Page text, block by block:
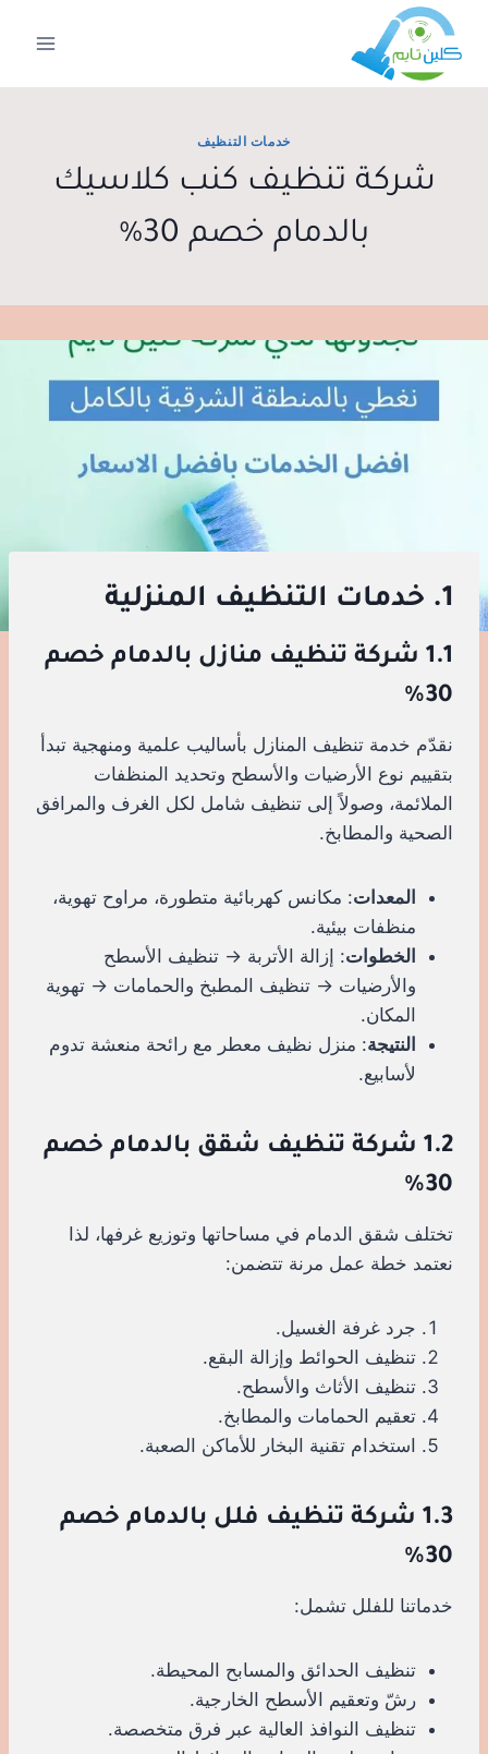
التجاوز
المحتوى
خدمات التنظيف
شركة تنظيف كنب كلاسيك
بالدمام خصم 30%
1. خدمات التنظيف المنزلية
1.1 شركة تنظيف منازل بالدمام خصم
30%
نقدّم خدمة تنظيف المنازل بأساليب علمية ومنهجية تبدأ
بتقييم نوع الأرضيات والأسطح وتحديد المنظفات
الملائمة، وصولاً إلى تنظيف شامل لكل الغرف والمرافق
الصحية والمطابخ.
المعدات: مكانس كهربائية متطورة، مراوح تهوية،
منظفات بيئية.
الخطوات: إزالة الأتربة → تنظيف الأسطح
والأرضيات → تنظيف المطبخ والحمامات → تهوية
المكان.
النتيجة: منزل نظيف معطر مع رائحة منعشة تدوم
لأسابيع.
1.2 شركة تنظيف شقق بالدمام خصم
30%
تختلف شقق الدمام في مساحاتها وتوزيع غرفها، لذا
نعتمد خطة عمل مرنة تتضمن:
جرد غرفة الغسيل.
تنظيف الحوائط وإزالة البقع.
تنظيف الأثاث والأسطح.
تعقيم الحمامات والمطابخ.
استخدام تقنية البخار للأماكن الصعبة.
1.3 شركة تنظيف فلل بالدمام خصم
30%
خدماتنا للفلل تشمل:
تنظيف الحدائق والمسابح المحيطة.
رشّ وتعقيم الأسطح الخارجية.
تنظيف النوافذ العالية عبر فرق متخصصة.